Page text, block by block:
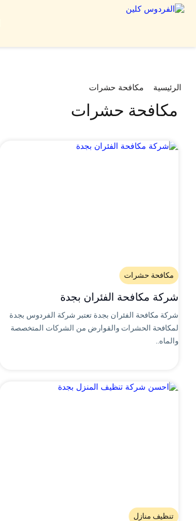
الرئيسية مكافحة حشرات
مكافحة حشرات
مكافحة حشرات
شركة مكافحة الفئران بجدة
شركة مكافحة الفئران بجدة تعتبر شركة الفردوس بجدة
لمكافحة الحشرات والقوارض من الشركات المتخصصة
والماه..
تنظيف منازل